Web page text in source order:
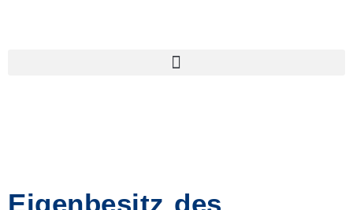
Eigenbesitz des